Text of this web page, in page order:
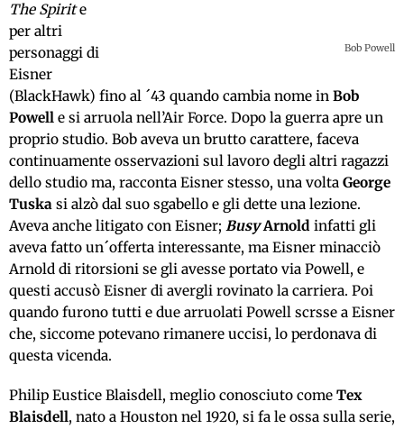
Bob Powell
The Spirite
per altri
personaggi di
Eisner
(BlackHawk) fino al ´43 quando cambia nome in Bob
Powell e si arruola nell’Air Force. Dopo la guerra apre un
proprio studio. Bob aveva un brutto carattere, faceva
continuamente osservazioni sul lavoro degli altri ragazzi
dello studio ma, racconta Eisner stesso, una volta George
Tuska si alzò dal suo sgabello e gli dette una lezione.
Aveva anche litigato con Eisner; BusyArnold infatti gli
aveva fatto un´offerta interessante, ma Eisner minacciò
Arnold di ritorsioni se gli avesse portato via Powell, e
questi accusò Eisner di avergli rovinato la carriera. Poi
quando furono tutti e due arruolati Powell scrsse a Eisner
che, siccome potevano rimanere uccisi, lo perdonava di
questa vicenda.
Philip Eustice Blaisdell, meglio conosciuto come Tex
Blaisdell, nato a Houston nel 1920, si fa le ossa sulla serie,